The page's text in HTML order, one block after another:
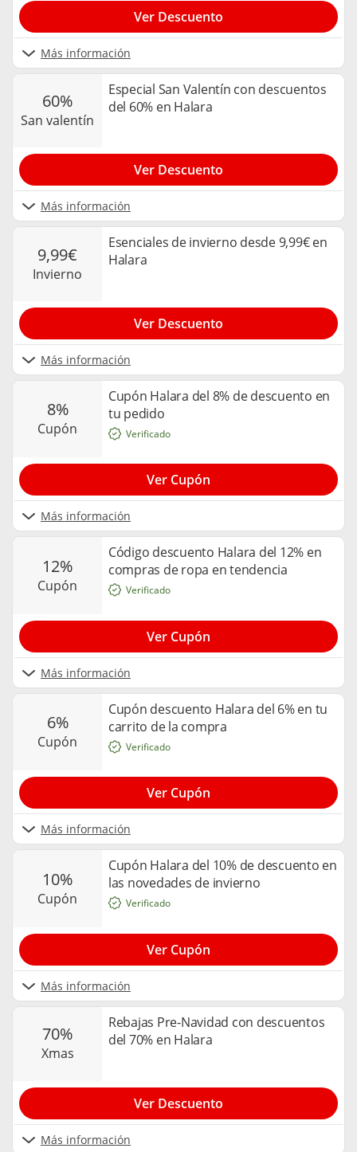
Más información
Ver Descuento
60%
san valentín
Especial San Valentín con descuentos
del 60% en Halara
Más información
Ver Descuento
9,99€
invierno
Esenciales de invierno desde 9,99€ en
Halara
Más información
Ver Descuento
8%
cupón
Cupón Halara del 8% de descuento en
tu pedido
Más información
Verificado
Ver Cupón
12%
cupón
Código descuento Halara del 12% en
compras de ropa en tendencia
Más información
Verificado
Ver Cupón
6%
cupón
Cupón descuento Halara del 6% en tu
carrito de la compra
Más información
Verificado
Ver Cupón
10%
cupón
Cupón Halara del 10% de descuento en
las novedades de invierno
Más información
Verificado
Ver Cupón
70%
xmas
Rebajas Pre-Navidad con descuentos
del 70% en Halara
Más información
Ver Descuento